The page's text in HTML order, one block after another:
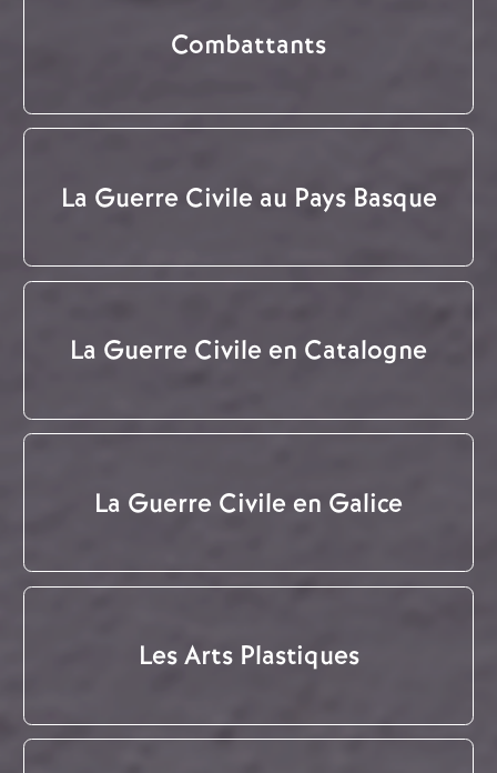
Combattants
La Guerre Civile au Pays Basque
La Guerre Civile en Catalogne
La Guerre Civile en Galice
Les Arts Plastiques